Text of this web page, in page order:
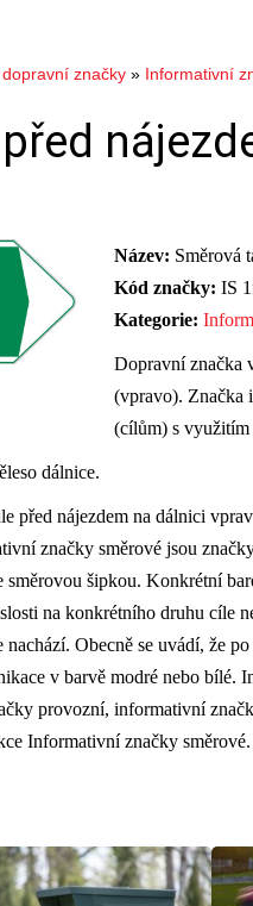
značky » Informativní
Název: Směrová
Kód značky: IS
Kategorie:
Dopravní značka
(vpravo). Značka
(cílům) s využitím
dálnice.
před nájezdem na dálnici
značky směrové jsou
šipkou. Konkrétní
na konkrétního druhu cíle
Obecně se uvádí, že
v barvě modré nebo bílé.
provozní, informativní
Informativní značky směrové.